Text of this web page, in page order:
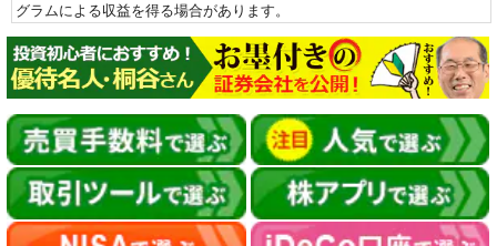
グラムによる収益を得る場合があります。